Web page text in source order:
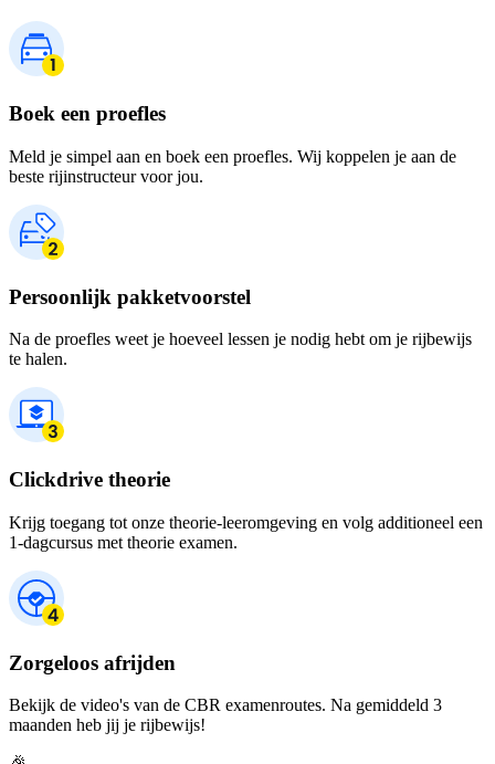
Boek een proefles
Meld je simpel aan en boek een proefles. Wij koppelen je aan de
beste rijinstructeur voor jou.
Persoonlijk pakketvoorstel
Na de proefles weet je hoeveel lessen je nodig hebt om je rijbewijs
te halen.
Clickdrive theorie
Krijg toegang tot onze theorie-leeromgeving en volg additioneel een
1-dagcursus met theorie examen.
Zorgeloos afrijden
Bekijk de video's van de CBR examenroutes. Na gemiddeld 3
maanden heb jij je rijbewijs!